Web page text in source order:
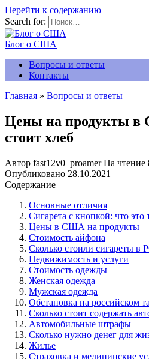
Перейти к содержанию
Search for:
Блог о США
Вопросы и ответы
Контакты
Главная » Вопросы и ответы
Цены на продукты
стоит хлеб
Автор fast12v0_proamer На чтение
Опубликовано 28.10.2021
Содержание
Основные отличия
Сигарета с кнопкой: что это
Цены в США на продукты
Стоимость айфона
Сколько стоили сигареты в
Недвижимость и услуги
Стоимость одежды
Женская одежда
Мужская одежда
Обстановка на российском
Сколько стоит содержать
Автомобильные штрафы
Сколько нужно денег для
Жилье
Страховка и медицинские